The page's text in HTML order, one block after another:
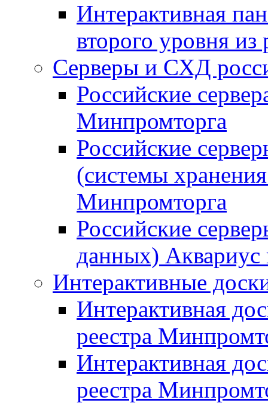
Интерактивная
второго уровня
Серверы и СХД
Российские
Минпромторга
Российские
(системы
Минпромторга
Российские
данных) Аквариус
Интерактивные
Интерактивная
реестра
Интерактивная
реестра